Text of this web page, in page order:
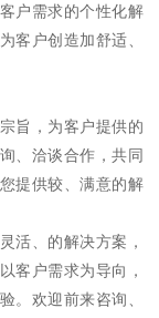
户需求的个性化解
客户创造加舒适、
旨，为客户提供的
、洽谈合作，共同
提供较、满意的解
活、的解决方案，
客户需求为导向，
。欢迎前来咨询、